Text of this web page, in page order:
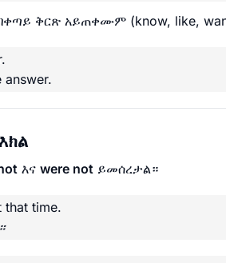
ቅርጽ አይጠቀሙም (know, like,
answer.
እና were not ይመሰረታል።
that time.